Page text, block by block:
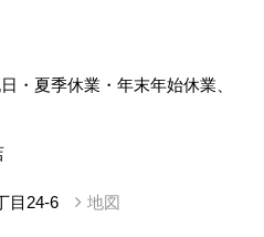
・夏季休業・年末年始休業、
目24-6
地図